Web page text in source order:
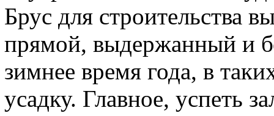
Брус для строительства
прямой, выдержанный и
зимнее время года, в
усадку. Главное, успеть